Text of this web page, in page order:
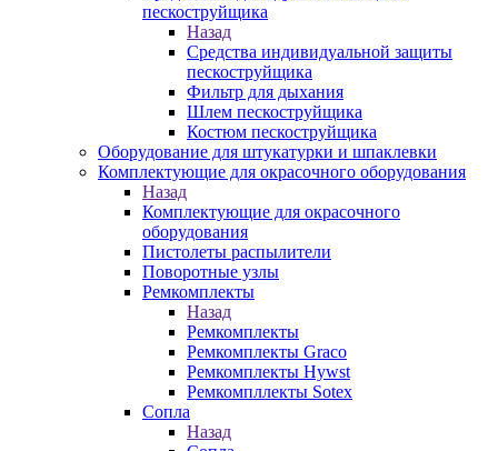
пескоструйщика
Назад
Средства индивидуальной защиты
пескоструйщика
Фильтр для дыхания
Шлем пескоструйщика
Костюм пескоструйщика
Оборудование для штукатурки и шпаклевки
Комплектующие для окрасочного оборудования
Назад
Комплектующие для окрасочного
оборудования
Пистолеты распылители
Поворотные узлы
Ремкомплекты
Назад
Ремкомплекты
Ремкомплекты Graco
Ремкомплекты Hywst
Ремкомпллекты Sotex
Сопла
Назад